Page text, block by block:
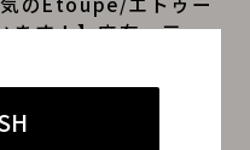
ます！】麻布・三
店にお任せくださ